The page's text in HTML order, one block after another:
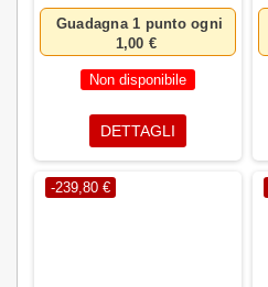
Guadagna 1 punto ogni
1,00 €
Non disponibile
DETTAGLI
-239,80 €